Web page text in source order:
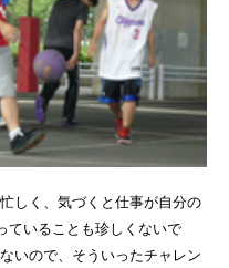
しく、気づくと仕事が自分の
ていることも珍しくないで
いので、そういったチャレン